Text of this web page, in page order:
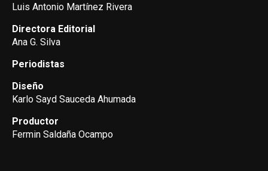
Luis Antonio Martínez Rivera
Directora Editorial
Ana G. Silva
Periodistas
Diseño
Karlo Sayd Sauceda Ahumada
Productor
Fermin Saldaña Ocampo